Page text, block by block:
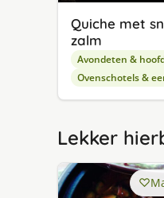
Quiche met
zalm
Avondeten &
Ovenschotels &
Lekker